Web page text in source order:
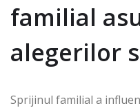
familial
alegerilor
Sprijinul familial a